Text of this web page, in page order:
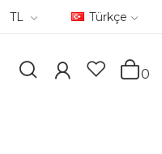
TL Türkçe
0